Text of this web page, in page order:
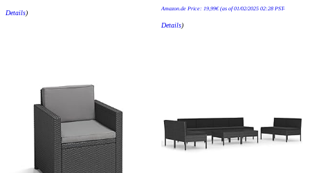
Details)
Amazon.de Price: 19,99€(as of 01/02/2025 02:28 PST-
Details)